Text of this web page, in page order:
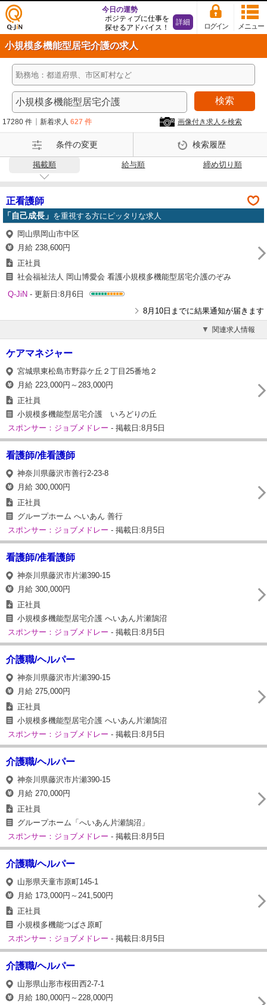
仕事
探し
の求
人サ
イト
Q-Ji
メニュー
ログイン
今日の運勢
ポジティブに仕事を
探せるアドバイス！
詳細
小規模多機能型居宅介護の求人
検索
17280 件 新着求人 627 件 画像付き求人を検索
条件の変更 検索履歴
掲載順 給与順 締め切り順
正看護師
「自己成長」 を重視する方にピッタリな求人
岡山県岡山市中区
月給 238,600円
正社員
社会福祉法人 岡山博愛会 看護小規模多機能型居宅介護のぞみ
Q-JiN - 更新日:8月6日
8月10日までに結果通知が届きます
関連求人情報
ケアマネジャー
宮城県東松島市野蒜ケ丘２丁目25番地２
月給 223,000円～283,000円
正社員
小規模多機能型居宅介護 いろどりの丘
スポンサー：ジョブメドレー - 掲載日:8月5日
看護師/准看護師
神奈川県藤沢市善行2-23-8
月給 300,000円
正社員
グループホーム へいあん 善行
スポンサー：ジョブメドレー - 掲載日:8月5日
看護師/准看護師
神奈川県藤沢市片瀬390-15
月給 300,000円
正社員
小規模多機能型居宅介護 へいあん片瀬鵠沼
スポンサー：ジョブメドレー - 掲載日:8月5日
介護職/ヘルパー
神奈川県藤沢市片瀬390-15
月給 275,000円
正社員
小規模多機能型居宅介護 へいあん片瀬鵠沼
スポンサー：ジョブメドレー - 掲載日:8月5日
介護職/ヘルパー
神奈川県藤沢市片瀬390-15
月給 270,000円
正社員
グループホーム「へいあん片瀬鵠沼」
スポンサー：ジョブメドレー - 掲載日:8月5日
介護職/ヘルパー
山形県天童市原町145-1
月給 173,000円～241,500円
正社員
小規模多機能つばさ原町
スポンサー：ジョブメドレー - 掲載日:8月5日
介護職/ヘルパー
山形県山形市桜田西2-7-1
月給 180,000円～228,000円